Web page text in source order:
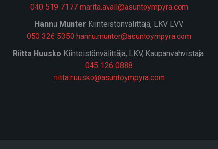
040 519 7177 marita.avall@asuntoympyra.com
Hannu Munter Kiinteistönvälittäjä, LKV LVV
050 326 5350 hannu.munter@asuntoympyra.com
Riitta Huusko Kiinteistönvälittäjä, LKV, Kaupanvahvistaja
045 126 0888
riitta.huusko@asuntoympyra.com